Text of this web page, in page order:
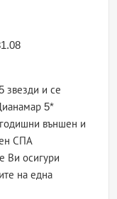
звезди и се
5*
външен и
СПА
Ви осигури
на една